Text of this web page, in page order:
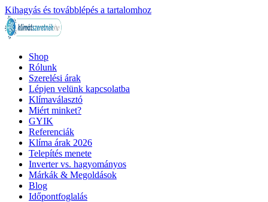
Kihagyás és továbblépés a tartalomhoz
Shop
Rólunk
Szerelési árak
Lépjen velünk kapcsolatba
Klímaválasztó
Miért minket?
GYIK
Referenciák
Klíma árak 2026
Telepítés menete
Inverter vs. hagyományos
Márkák & Megoldások
Blog
Időpontfoglalás